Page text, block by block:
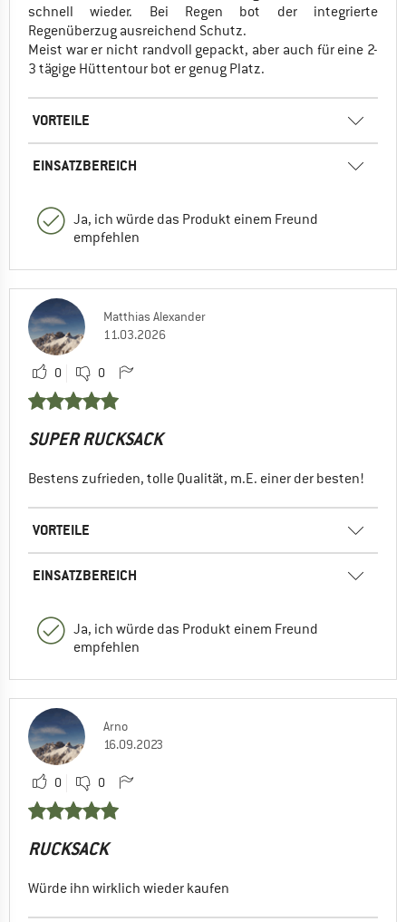
schnell wieder. Bei Regen bot der integrierte
Regenüberzug ausreichend Schutz.
Meist war er nicht randvoll gepackt, aber auch für eine 2-
3 tägige Hüttentour bot er genug Platz.
VORTEILE
EINSATZBEREICH
Ja, ich würde das Produkt einem Freund
empfehlen
Matthias Alexander
11.03.2026
0 0
SUPER RUCKSACK
Bestens zufrieden, tolle Qualität, m.E. einer der besten!
VORTEILE
EINSATZBEREICH
Ja, ich würde das Produkt einem Freund
empfehlen
Arno
16.09.2023
0 0
RUCKSACK
Würde ihn wirklich wieder kaufen